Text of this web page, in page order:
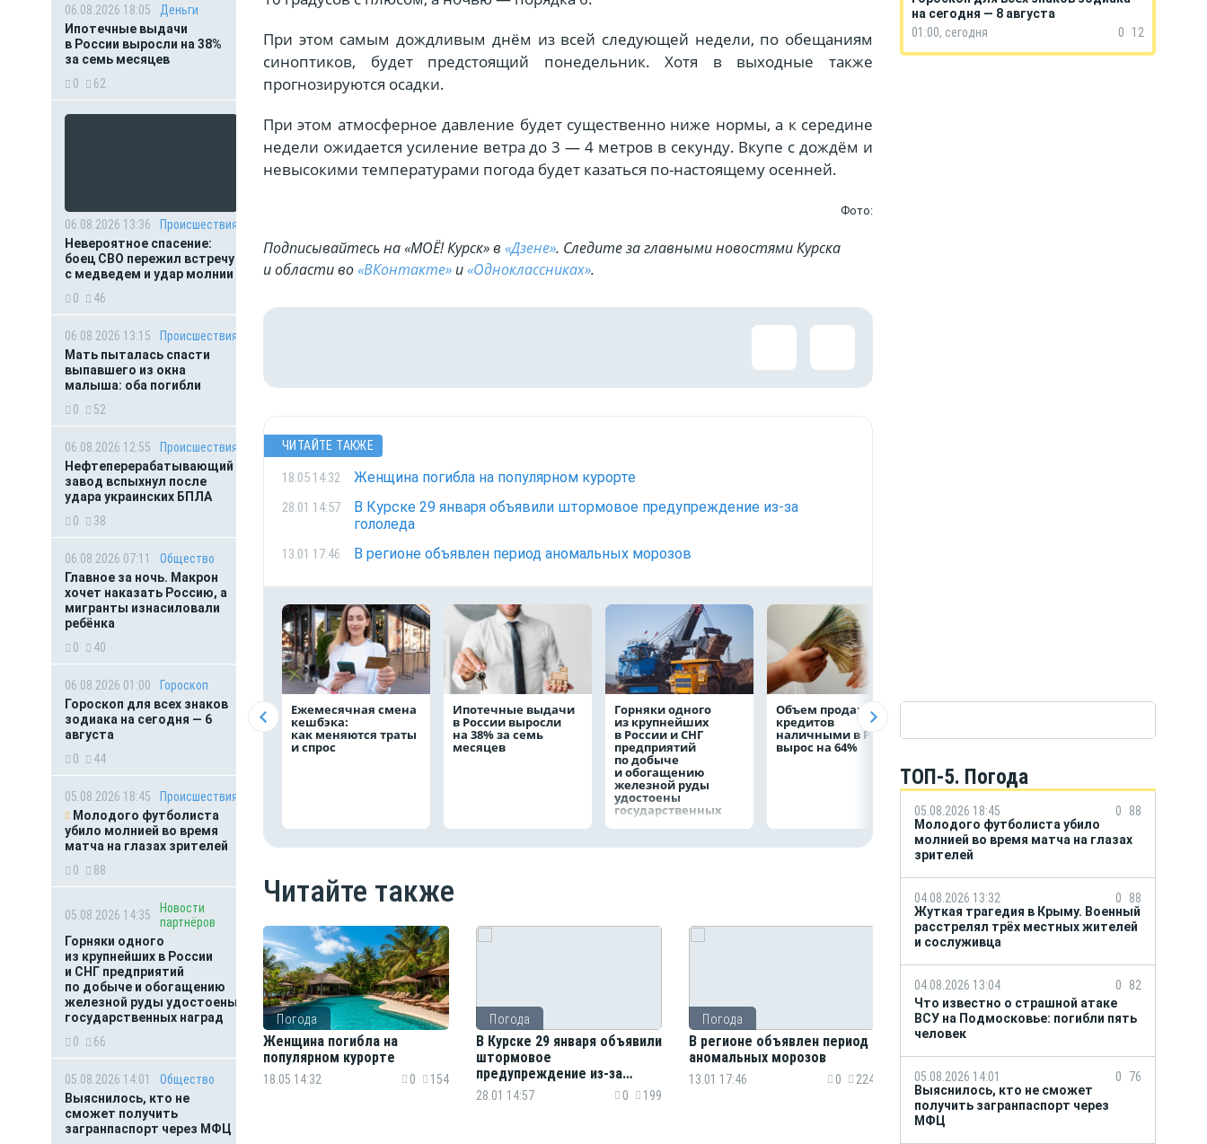
06.08.2026 18:05
Деньги
Ипотечные выдачи
в России выросли на 38%
за семь месяцев
0
62
06.08.2026 13:36
Происшествия
Невероятное спасение:
боец СВО пережил встречу
с медведем и удар молнии
0
46
06.08.2026 13:15
Происшествия
Мать пыталась спасти
выпавшего из окна
малыша: оба погибли
0
52
06.08.2026 12:55
Происшествия
Нефтеперерабатывающий
завод вспыхнул после
удара украинских БПЛА
0
38
06.08.2026 07:11
Общество
Главное за ночь. Макрон
хочет наказать Россию, а
мигранты изнасиловали
ребёнка
0
40
06.08.2026 01:00
Гороскоп
Гороскоп для всех знаков
зодиака на сегодня — 6
августа
0
44
05.08.2026 18:45
Происшествия
Молодого футболиста
убило молнией во время
матча на глазах зрителей
0
88
05.08.2026 14:35
Новости
партнёров
Горняки одного
из крупнейших в России
и СНГ предприятий
по добыче и обогащению
железной руды удостоены
государственных наград
0
66
05.08.2026 14:01
Общество
Выяснилось, кто не
сможет получить
загранпаспорт через МФЦ
При этом самым дождливым днём из всей следующей недели, по обещаниям
синоптиков, будет предстоящий понедельник. Хотя в выходные также
прогнозируются осадки.
При этом атмосферное давление будет существенно ниже нормы, а к середине
недели ожидается усиление ветра до 3 — 4 метров в секунду. Вкупе с дождём и
невысокими температурами погода будет казаться по-настоящему осенней.
Фото:
Подписывайтесь на «МОЁ! Курск» в «Дзене». Cледите за главными новостями Курска
и области во«ВКонтакте» и«Одноклассниках».
ЧИТАЙТЕ ТАКЖЕ
18.05 14:32 Женщина погибла на популярном курорте
28.01 14:57
В Курске 29 января объявили штормовое предупреждение из-за
гололеда
13.01 17:46 В регионе объявлен период аномальных морозов
Ежемесячная смена
кешбэка:
как меняются траты
и спрос
Ипотечные выдачи
в России выросли
на 38% за семь
месяцев
Горняки одного
из крупнейших
в России и СНГ
предприятий
по добыче
и обогащению
железной руды
удостоены
государственных
наград
Объем продаж
кредитов
наличными в России
вырос на 64%
полугодии 2026 года
ВТБ предоставит
на строительство
Читайте также
Погода
Женщина погибла на
популярном курорте
18.05 14:32 0 154
Погода
В Курске 29 января объявили
штормовое
предупреждение из-за
гололеда
28.01 14:57 0 199
Погода
В регионе объявлен период
аномальных морозов
13.01 17:46 0 224
на сегодня — 8 августа
01:00, сегодня
0 12
ТОП-5. Погода
05.08.2026 18:45 0
88
Молодого футболиста убило
молнией во время матча на глазах
зрителей
04.08.2026 13:32 0
88
Жуткая трагедия в Крыму. Военный
расстрелял трёх местных жителей
и сослуживца
04.08.2026 13:04 0
82
Что известно о страшной атаке
ВСУ на Подмосковье: погибли пять
человек
05.08.2026 14:01 0
76
Выяснилось, кто не сможет
получить загранпаспорт через
МФЦ